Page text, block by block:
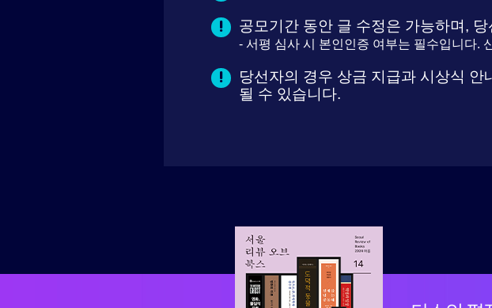
! 공모기간 동안 글 수정은 가능하며,
- 서평 심사 시 본인인증 여부는 필수입니다.
!
당선자의 경우 상금 지급과 시상식
될 수 있습니다.